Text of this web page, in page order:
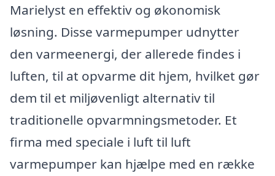
Marielyst en effektiv og økonomisk
løsning. Disse varmepumper udnytter
den varmeenergi, der allerede findes i
luften, til at opvarme dit hjem, hvilket gør
dem til et miljøvenligt alternativ til
traditionelle opvarmningsmetoder. Et
firma med speciale i luft til luft
varmepumper kan hjælpe med en række